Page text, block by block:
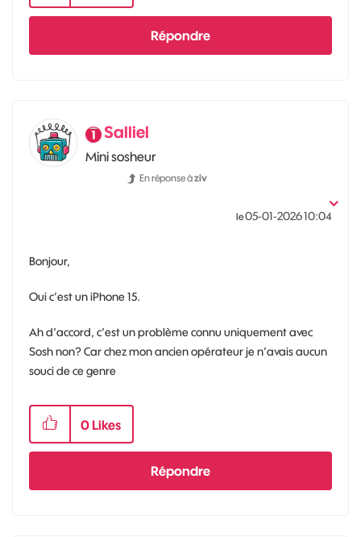
Répondre
Salliel
Mini sosheur
En réponse àziv
le‎05-01-202610:04
Bonjour,
Oui c’est un iPhone 15.
Ah d’accord, c’est un problème connu uniquement avec
Sosh non? Car chez mon ancien opérateur je n’avais aucun
souci de ce genre
0 Likes
Répondre